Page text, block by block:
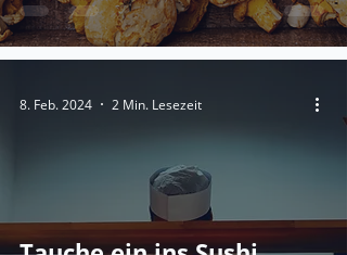
8. Feb. 2024 2 Min. Lesezeit